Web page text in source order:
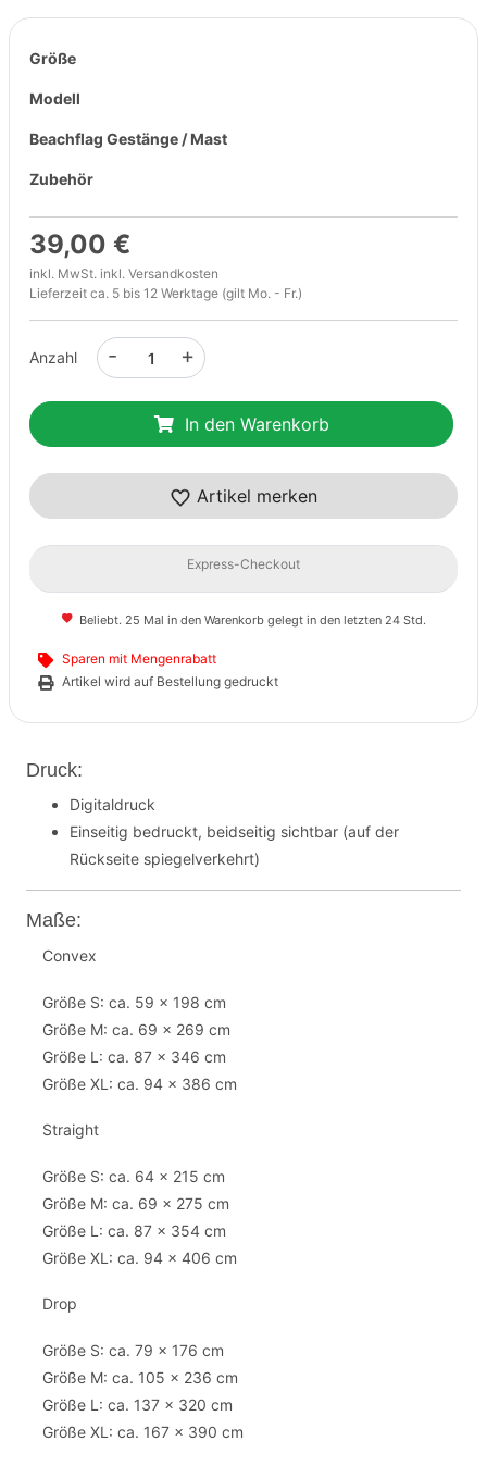
Größe
Modell
Beachflag Gestänge / Mast
Zubehör
39,00 €
inkl. MwSt. inkl. Versandkosten
Lieferzeit ca. 5 bis 12 Werktage (gilt Mo. - Fr.)
Anzahl +
-
In den Warenkorb
Artikel merken
Express-Checkout
Beliebt. 25 Mal in den Warenkorb gelegt in den letzten 24 Std.
Sparen mit Mengenrabatt
Artikel wird auf Bestellung gedruckt
Druck:
Digitaldruck
Einseitig bedruckt, beidseitig sichtbar (auf der
Rückseite spiegelverkehrt)
Maße:
Convex
Größe S: ca. 59 x 198 cm
Größe M: ca. 69 x 269 cm
Größe L: ca. 87 x 346 cm
Größe XL: ca. 94 x 386 cm
Straight
Größe S: ca. 64 x 215 cm
Größe M: ca. 69 x 275 cm
Größe L: ca. 87 x 354 cm
Größe XL: ca. 94 x 406 cm
Drop
Größe S: ca. 79 x 176 cm
Größe M: ca. 105 x 236 cm
Größe L: ca. 137 x 320 cm
Größe XL: ca. 167 x 390 cm